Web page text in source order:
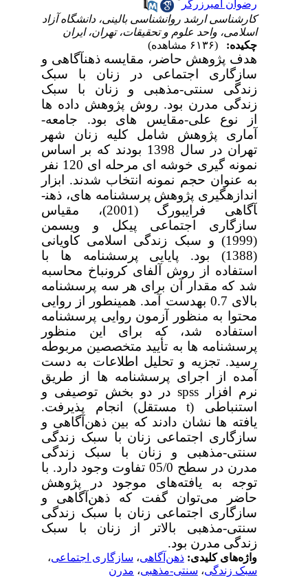
رضوان امیرزرگر
کارشناسی ارشد روانشناسی بالینی، دانشگاه آزاد
اسلامی، واحد علوم و تحقیقات، تهران، ایران
چکیده:
هدف پژوهش حاضر، مقایسه ذهن­آگاهی و
سازگاری اجتماعی در زنان با سبک
زندگی سنتی-مذهبی و زنان با سبک
زندگی مدرن بود. روش پژوهش داده­ ها
از نوع علی-مقایس ه­ای بود. جامعه­
آماری پژوهش شامل کلیه زنان شهر
تهران در سال 1398 بودند که بر اساس
نمونه گیری خوشه ای مرحله ای 120 نفر
به عنوان حجم نمونه انتخاب شدند. ابزار
اندازه­گیری پژوهش پرسشنامه­ های، ذهن­
آگاهی فرایبورگ (2001)، مقیاس
سازگاری اجتماعی پیکل و ویسمن
(1999) و سبک زندگی اسلامی کاویانی
پایایی پرسشنامه­ ها با
استفاده از روش آلفای کرونباخ محاسبه
شد که مقدار آن برای هر سه پرسشنامه
بالای 0.7 به­دست آمد. همین­طور از روایی
محتوا به­ منظور آزمون روایی پرسشنامه
استفاده شد، که برای این منظور
پرسشنامه­ ها به تأیید متخصصین مربوطه
رسید.تجزیه ­و ­تحلیل اطلاعات به ­دست
آمده از اجرای پرسشنامه ­ها از طریق
نرم افزار
spssدر دو بخش توصیفی و
استنباطی (
مستقل) انجام پذیرفت.
یافته­ ها نشان دادند که بین ذهن‌آگاهی و
سازگاری اجتماعی زنان با سبک زندگی
سنتی-مذهبی و زنان با سبک زندگی
مدرن در سطح 05/0 تفاوت وجود دارد. با
توجه به یافته‌های موجود در پژوهش
حاضر می‌توان گفت که ذهن‌آگاهی و
سازگاری اجتماعی زنان با سبک زندگی
سنتی-مذهبی بالاتر از زنان با سبک
زندگی مدرن بود.
واژه‌های کلیدی:ذهن‌آگاهی،سازگاری اجتماعی،
سبک زندگی،سنتی-مذهبی،مدرن